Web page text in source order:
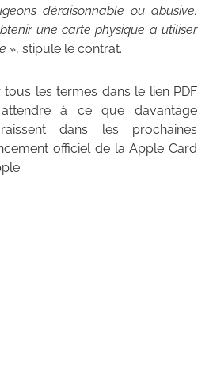
déraisonnable ou abusive.
une carte physique à utiliser
», stipule le contrat.
les termes dans le lien PDF
à ce que davantage
dans les prochaines
officiel de la Apple Card